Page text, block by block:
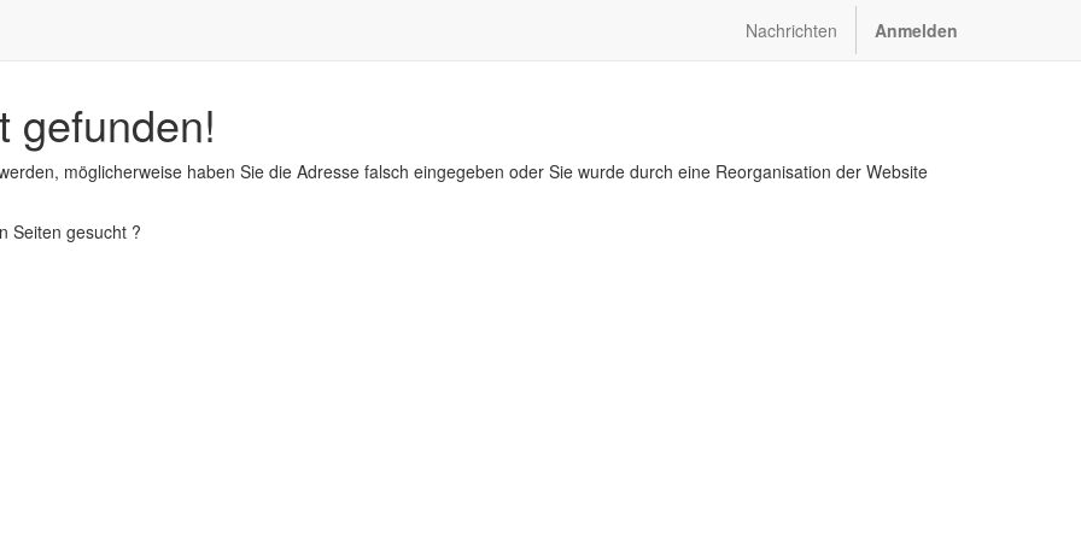
Nachrichten Anmelden
gefunden!
möglicherweise haben Sie die Adresse falsch eingegeben oder Sie wurde durch eine Reorganisation der Website
Seiten gesucht ?